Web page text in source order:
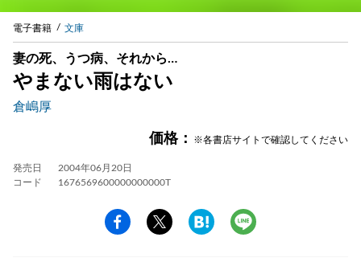
電子書籍 文庫
妻の死、うつ病、それから…
やまない雨はない
倉嶋厚
価格： ※各書店サイトで確認してください
発売日
2004年06月20日
コード
1676569600000000000T